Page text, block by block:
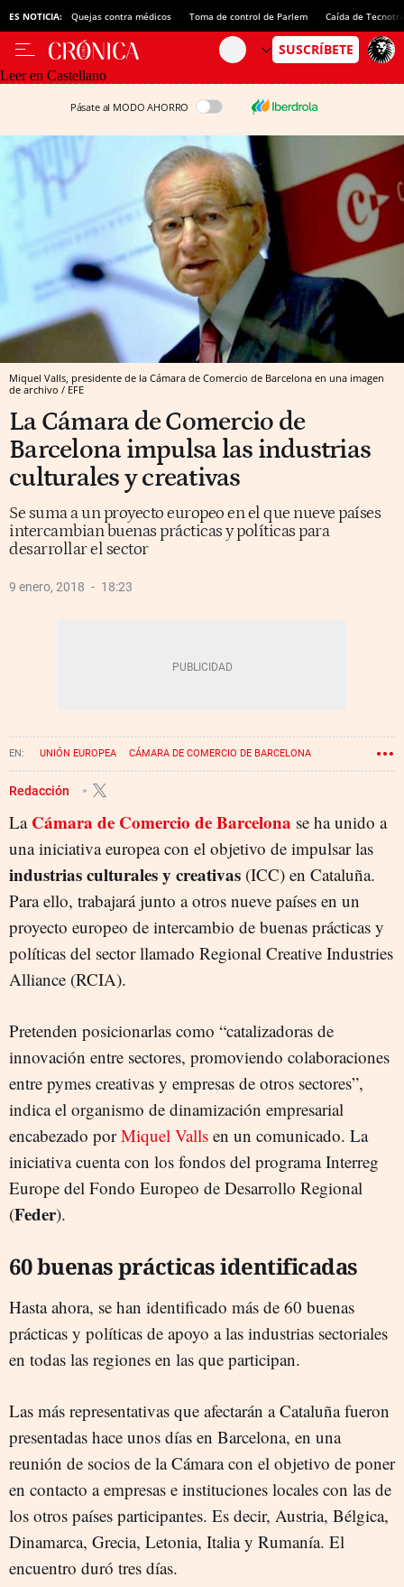
ES NOTICIA: Quejas contra médicos Toma de control de Parlem Caída de
Leer en Castellano
Pásate al MODO AHORRO
Miquel Valls, presidente de la Cámara de Comercio de Barcelona en una imagen
de archivo / EFE
La Cámara de Comercio de
Barcelona impulsa las industrias
culturales y creativas
Se suma a un proyecto europeo en el que nueve países
intercambian buenas prácticas y políticas para
desarrollar el sector
9 enero, 2018 18:23
UNIÓN EUROPEA CÁMARA DE COMERCIO DE BARCELONA
MIQUEL VALLS
Redacción
La Cámara de Comercio de Barcelona se ha unido a
una iniciativa europea con el objetivo de impulsar las
industrias culturales y creativas (ICC) en Cataluña.
Para ello, trabajará junto a otros nueve países en un
proyecto europeo de intercambio de buenas prácticas y
políticas del sector llamado Regional Creative Industries
Alliance (RCIA).
Pretenden posicionarlas como “catalizadoras de
innovación entre sectores, promoviendo colaboraciones
entre pymes creativas y empresas de otros sectores”,
indica el organismo de dinamización empresarial
encabezado porMiquel Valls en un comunicado. La
iniciativa cuenta con los fondos del programa Interreg
Europe del Fondo Europeo de Desarrollo Regional
(Feder).
60 buenas prácticas identificadas
Hasta ahora, se han identificado más de 60 buenas
prácticas y políticas de apoyo a las industrias sectoriales
en todas las regiones en las que participan.
Las más representativas que afectarán a Cataluña fueron
presentadas hace unos días en Barcelona, en una
reunión de socios de la Cámara con el objetivo de poner
en contacto a empresas e instituciones locales con las de
los otros países participantes. Es decir, Austria, Bélgica,
Dinamarca, Grecia, Letonia, Italia y Rumanía. El
encuentro duró tres días.